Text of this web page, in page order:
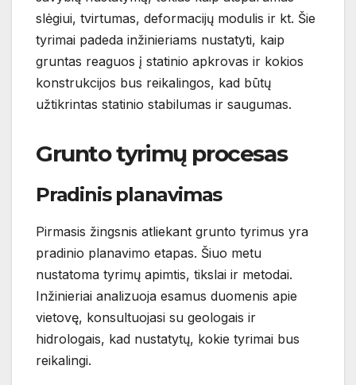
slėgiui, tvirtumas, deformacijų modulis ir kt. Šie
tyrimai padeda inžinieriams nustatyti, kaip
gruntas reaguos į statinio apkrovas ir kokios
konstrukcijos bus reikalingos, kad būtų
užtikrintas statinio stabilumas ir saugumas.
Grunto tyrimų procesas
Pradinis planavimas
Pirmasis žingsnis atliekant grunto tyrimus yra
pradinio planavimo etapas. Šiuo metu
nustatoma tyrimų apimtis, tikslai ir metodai.
Inžinieriai analizuoja esamus duomenis apie
vietovę, konsultuojasi su geologais ir
hidrologais, kad nustatytų, kokie tyrimai bus
reikalingi.